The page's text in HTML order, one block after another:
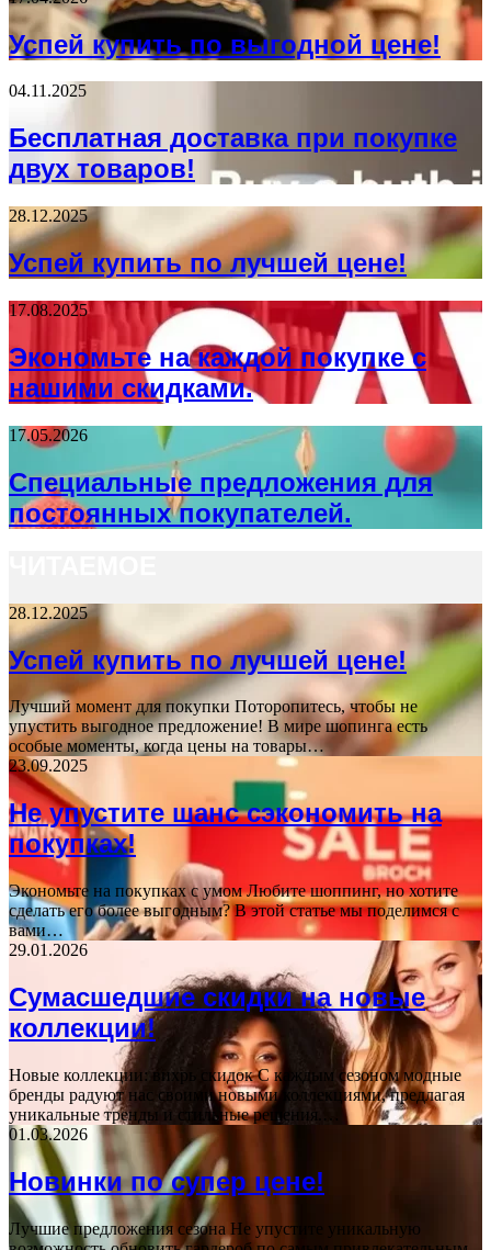
Успей купить по выгодной цене!
04.11.2025
Бесплатная доставка при покупке
двух товаров!
28.12.2025
Успей купить по лучшей цене!
17.08.2025
Экономьте на каждой покупке с
нашими скидками.
17.05.2026
Специальные предложения для
постоянных покупателей.
28.12.2025
Успей купить по лучшей цене!
Лучший момент для покупки Поторопитесь, чтобы не
упустить выгодное предложение! В мире шопинга есть
особые моменты, когда цены на товары…
23.09.2025
Не упустите шанс сэкономить на
покупках!
Экономьте на покупках с умом Любите шоппинг, но хотите
сделать его более выгодным? В этой статье мы поделимся с
вами…
29.01.2026
Сумасшедшие скидки на новые
коллекции!
Новые коллекции: вихрь скидок С каждым сезоном модные
бренды радуют нас своими новыми коллекциями, предлагая
уникальные тренды и стильные решения.…
01.03.2026
Новинки по супер цене!
Лучшие предложения сезона Не упустите уникальную